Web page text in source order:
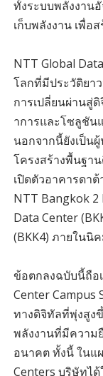
ทั้งระบบพลังงาน
เก็บพลังงาน เพื่อ
NTT Global
โลกที่มีประวัติยา
การเปลี่ยนผ่านสู่
าการและโซลูชัน
นอกจากนี้ยังเป็น
โครงสร้างพื้นฐา
เปิดตัวอาคารดา
NTT Bangkok 2
Data Center
(BKK4) ภายในนิ
ข้อตกลงฉบับนี้ถือ
Center Campus
ทางดิจิทัลที่พุ่งสูง
พลังงานที่มีความ
อนาคต ทั้งนี้ ในแ
Centers บริษัทไ